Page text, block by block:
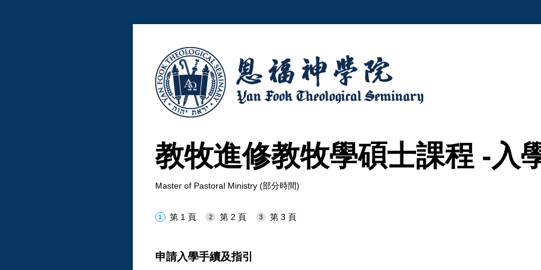
教牧進修教牧學碩士課程 -入
Master of Pastoral Ministry (部分時間)
第 1 頁 第 2 頁 第 3 頁
申請入學手續及指引